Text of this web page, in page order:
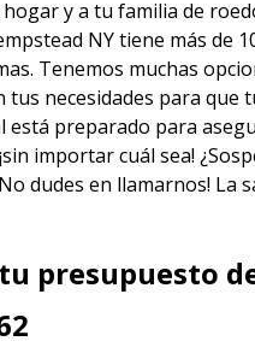
y a tu familia de
NYtiene más de
Tenemos muchas
tus necesidades para
está preparado para
importar cuál sea!
dudes en llamarnos! La
presupuesto